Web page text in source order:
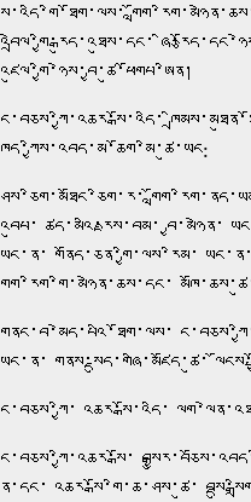
སྒོ་འདི་གི་ཐོག་ལས་
འབྲེལ་གྱི་རྒུད་འཐུས་དང་
འཛུལ་གྱི་ཉེས་བྱ་ཚུ་ཕོགཔ་ཨིན།
ང་བཅས་ཀྱི་འཆར་སྒོ་འདི་
ཁྱོད་ཀྱིས་འབད་མ་ཆོག་མི་ཚུ་ཡང:
ཤེས་ཅིག་མཐོང་ཅིག་ར་
འབུཔ་ ཚད་མའི་རྫས་བམ་ བྱ་མཉེན་
ཡང་ན་ གནོད་ཅན་གྱི་ལས་རིམ་
གློག་རིག་གི་མཉེན་ཆས་དང་
གནང་བ་མེད་པའི་ཐོག་ལས་
ཡང་ན་ གནས་སྡུད་གཞི་མཛོད་ཚུ་
ང་བཅས་ཀྱི་ འཆར་སྒོ་འདི་
ང་བཅས་ཀྱི་འཆར་སྒོ་
ནི་དང་ འཆར་སྒོ་གི་ཆ་ཤས་ཚུ་